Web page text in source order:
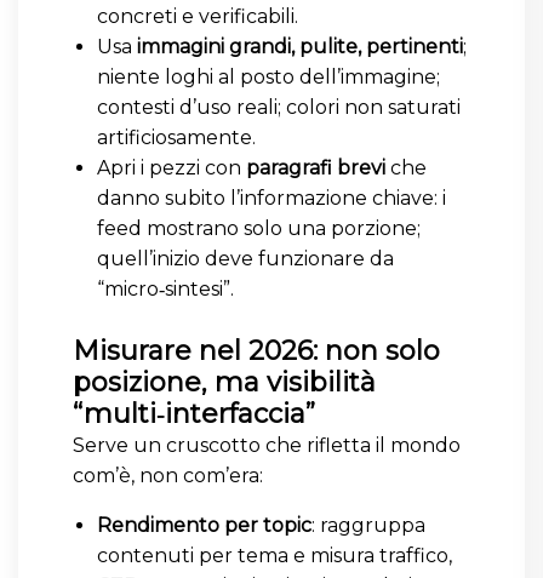
concreti e verificabili.
Usa immagini grandi, pulite, pertinenti;
niente loghi al posto dell’immagine;
contesti d’uso reali; colori non saturati
artificiosamente.
Apri i pezzi con paragrafi brevi che
danno subito l’informazione chiave: i
feed mostrano solo una porzione;
quell’inizio deve funzionare da
“micro‑sintesi”.
Misurare nel 2026: non solo
posizione, ma visibilità
“multi‑interfaccia”
Serve un cruscotto che rifletta il mondo
com’è, non com’era:
Rendimento per topic: raggruppa
contenuti per tema e misura traffico,